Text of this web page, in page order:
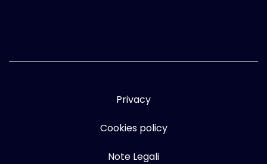
Privacy
Cookies policy
Note Legali